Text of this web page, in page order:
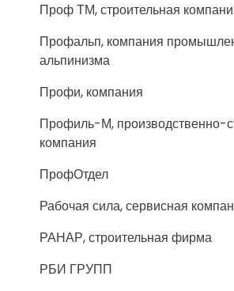
Проф ТМ, строительная
Профальп, компания
альпинизма
Профи, компания
Профиль-М, производственно-
компания
ПрофОтдел
Рабочая сила, сервисная
РАНАР, строительная фирма
РБИ ГРУПП